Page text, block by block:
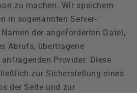
zu machen. Wir speichern
in sogenannten Server-
der angeforderten Datei,
Abrufs, übertragene
Provider. Diese
zur Sicherstellung eines
der Seite und zur